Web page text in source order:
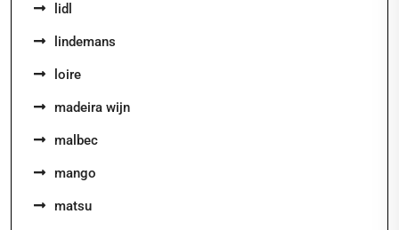
lidl
lindemans
loire
madeira wijn
malbec
mango
matsu